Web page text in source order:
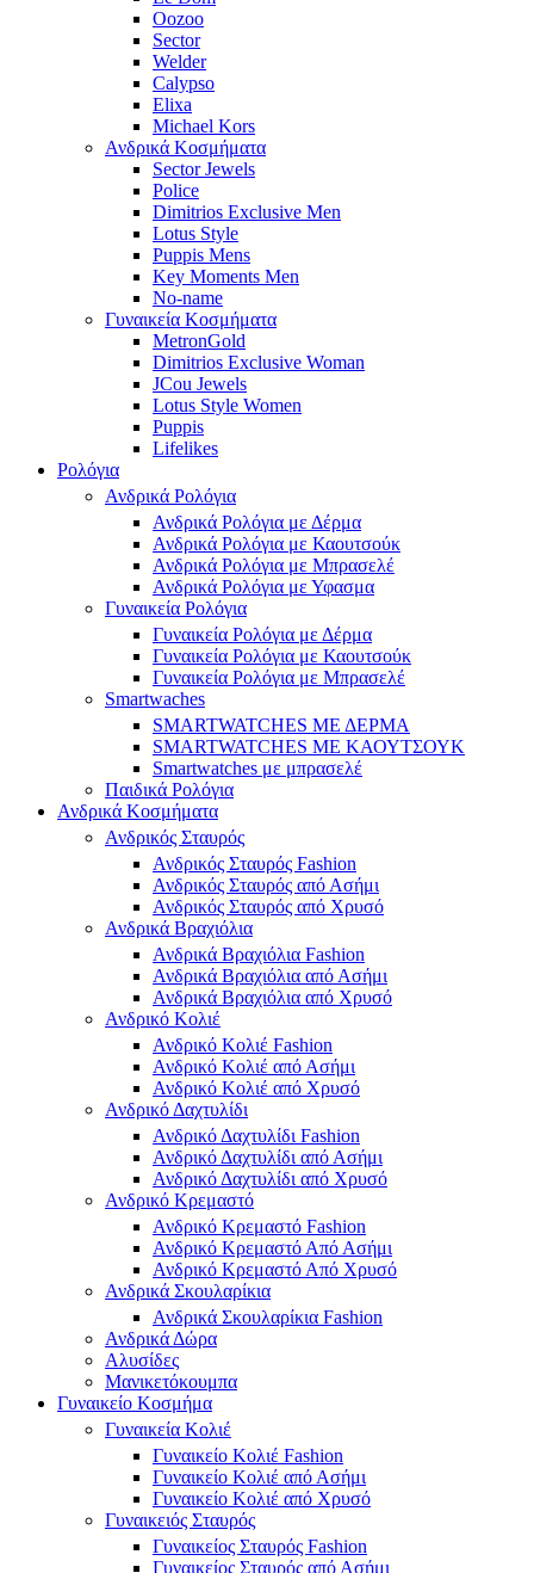
Oozoo
Sector
Welder
Calypso
Elixa
Michael Kors
Ανδρικά Κοσμήματα
Sector Jewels
Police
Dimitrios Exclusive Men
Lotus Style
Puppis Mens
Key Moments Men
No-name
Γυναικεία Κοσμήματα
MetronGold
Dimitrios Exclusive Woman
JCou Jewels
Lotus Style Women
Puppis
Lifelikes
Ρολόγια
Ανδρικά Ρολόγια
Ανδρικά Ρολόγια με Δέρμα
Ανδρικά Ρολόγια με Καουτσούκ
Ανδρικά Ρολόγια με Μπρασελέ
Ανδρικά Ρολόγια με Υφασμα
Γυναικεία Ρολόγια
Γυναικεία Ρολόγια με Δέρμα
Γυναικεία Ρολόγια με Καουτσούκ
Γυναικεία Ρολόγια με Μπρασελέ
Smartwaches
SMARTWATCHES ΜΕ ΔΕΡΜΑ
SMARTWATCHES ΜΕ ΚΑΟΥΤΣΟΥΚ
Smartwatches με μπρασελέ
Παιδικά Ρολόγια
Ανδρικά Κοσμήματα
Ανδρικός Σταυρός
Ανδρικός Σταυρός Fashion
Ανδρικός Σταυρός από Ασήμι
Ανδρικός Σταυρός από Χρυσό
Ανδρικά Βραχιόλια
Ανδρικά Βραχιόλια Fashion
Ανδρικά Βραχιόλια από Ασήμι
Ανδρικά Βραχιόλια από Χρυσό
Ανδρικό Κολιέ
Ανδρικό Κολιέ Fashion
Ανδρικό Κολιέ από Ασήμι
Ανδρικό Κολιέ από Χρυσό
Ανδρικό Δαχτυλίδι
Ανδρικό Δαχτυλίδι Fashion
Ανδρικό Δαχτυλίδι από Ασήμι
Ανδρικό Δαχτυλίδι από Χρυσό
Ανδρικό Κρεμαστό
Ανδρικό Κρεμαστό Fashion
Ανδρικό Κρεμαστό Από Ασήμι
Ανδρικό Κρεμαστό Από Χρυσό
Ανδρικά Σκουλαρίκια
Ανδρικά Σκουλαρίκια Fashion
Ανδρικά Δώρα
Αλυσίδες
Μανικετόκουμπα
Γυναικείο Κοσμήμα
Γυναικεία Κολιέ
Γυναικείο Κολιέ Fashion
Γυναικείο Κολιέ από Ασήμι
Γυναικείο Κολιέ από Χρυσό
Γυναικειός Σταυρός
Γυναικείος Σταυρός Fashion
Γυναικείος Σταυρός από Ασήμι